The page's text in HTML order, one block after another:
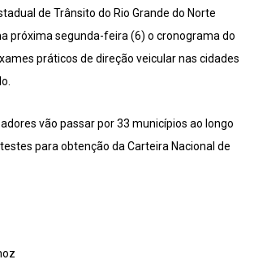
de Trânsito do Rio Grande do Norte
próxima segunda-feira (6) o cronograma do
práticos de direção veicular nas cidades
vão passar por 33 municípios ao longo
para obtenção da Carteira Nacional de